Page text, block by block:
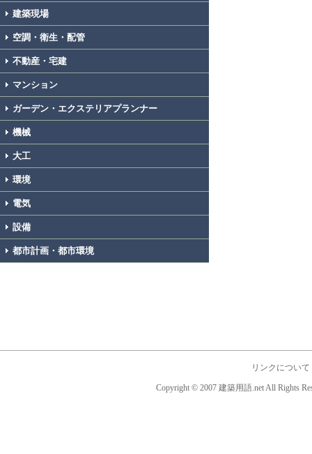
建築現場
空調・衛生・配管
不動産・宅建
マンション
ガーデン・エクステリアプランナー
機械
大工
環境
電気
設備
都市計画・都市環境
リンクについて
Copyright © 2007 建築用語.net All Rights